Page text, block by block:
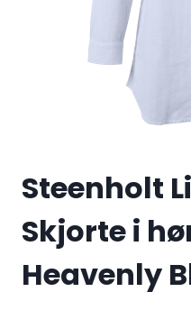
Steenholt
Skjorte i
Heavenly